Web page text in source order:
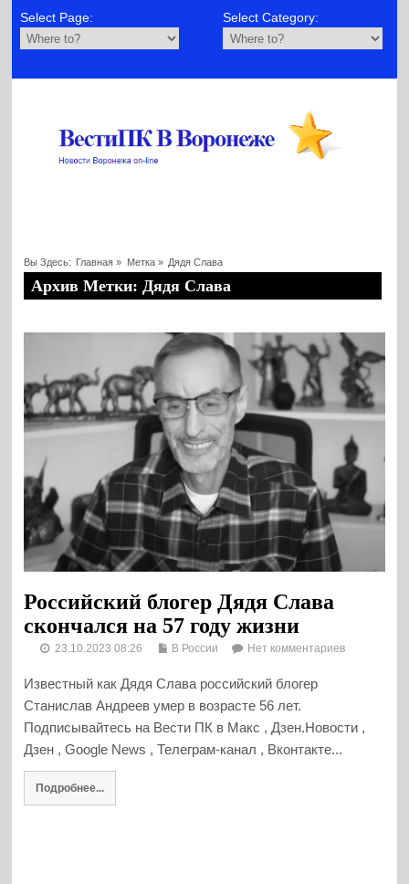
Select Page: Select Category:
Вы Здесь: Главная » Метка » Дядя Слава
Архив Метки: Дядя Слава
Российский блогер Дядя Слава
скончался на 57 году жизни
23.10.2023 08:26 В России Нет комментариев
Известный как Дядя Слава российский блогер
Станислав Андреев умер в возрасте 56 лет.
Подписывайтесь на Вести ПК в Макс , Дзен.Новости ,
Дзен , Google News , Телеграм-канал , Вконтакте...
Подробнее...